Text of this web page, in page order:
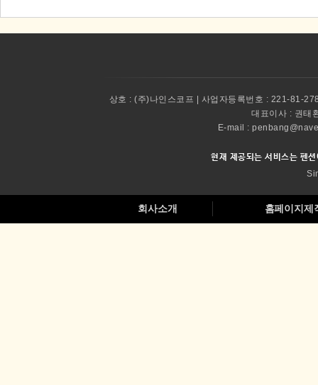
상호 : (주)나인스코프 | 사업자등록번호 : 221-81-
대표이사 : 권태
E-mail :
현재 제공되는 서비스는 펜
회사소개 홈페이지제